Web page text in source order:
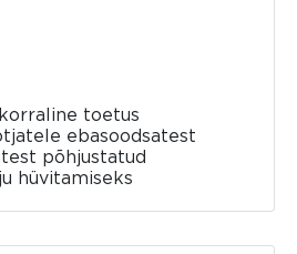
toetus
ebasoodsatest
põhjustatud
hüvitamiseks